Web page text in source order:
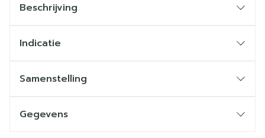
Beschrijving
Indicatie
Samenstelling
Gegevens